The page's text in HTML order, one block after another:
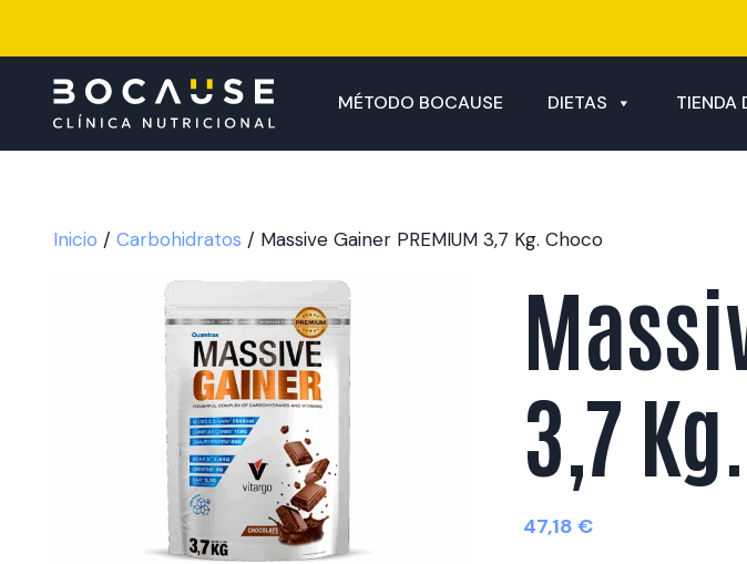
MÉTODO BOCAUSE DIETAS TIENDA
Inicio / Carbohidratos / Massive Gainer PREMIUM 3,7 Kg. Choco
3,7
47,18€